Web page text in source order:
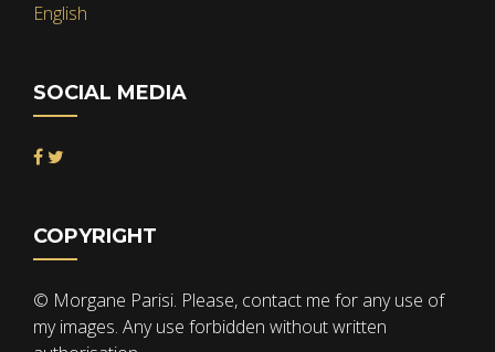
English
SOCIAL MEDIA
COPYRIGHT
© Morgane Parisi. Please, contact me for any use of
my images. Any use forbidden without written